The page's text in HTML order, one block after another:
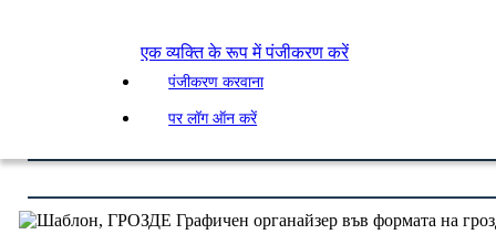
एक व्यक्ति के रूप में पंजीकरण करें
पंजीकरण करवाना
पर लॉग ऑन करें